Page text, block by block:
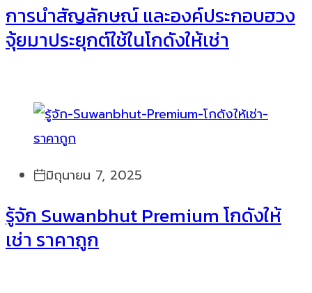
การนำสัญลักษณ์ และองค์ประกอบฮวง
จุ้ยมาประยุกต์ใช้ในโกดังให้เช่า
มิถุนายน 7, 2025
รู้จัก Suwanbhut Premium โกดังให้
เช่า ราคาถูก